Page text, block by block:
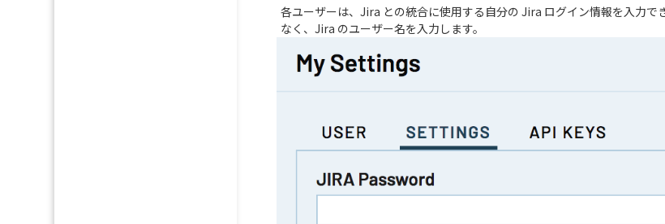
各ユーザーは、Jira との統合に使用する自分の Jira ログイン情報を入力で
なく、Jira のユーザー名を入力します。